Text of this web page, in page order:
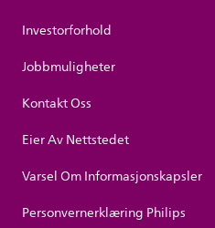
Investorforhold
Jobbmuligheter
Kontakt Oss
Eier Av Nettstedet
Varsel Om Informasjonskapsler
Personvernerklæring Philips